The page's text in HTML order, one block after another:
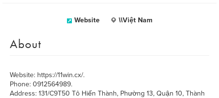
Website \\Việt Nam
About
Website: https://11win.cx/.
Phone: 0912564989.
Address: 131/C9T50 Tô Hiến Thành, Phường 13, Quận 10, Thành